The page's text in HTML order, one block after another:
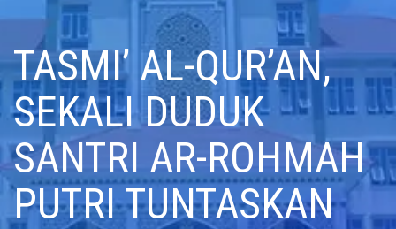
TASMI’ AL-QUR’AN,
SEKALI DUDUK
SANTRI AR-ROHMAH
PUTRI TUNTASKAN